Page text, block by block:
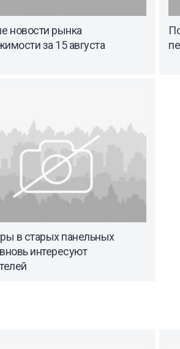
новости рынка
за 15 августа
в старых панельных
интересуют